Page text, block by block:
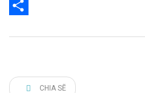
Copy
CHIA SẼ